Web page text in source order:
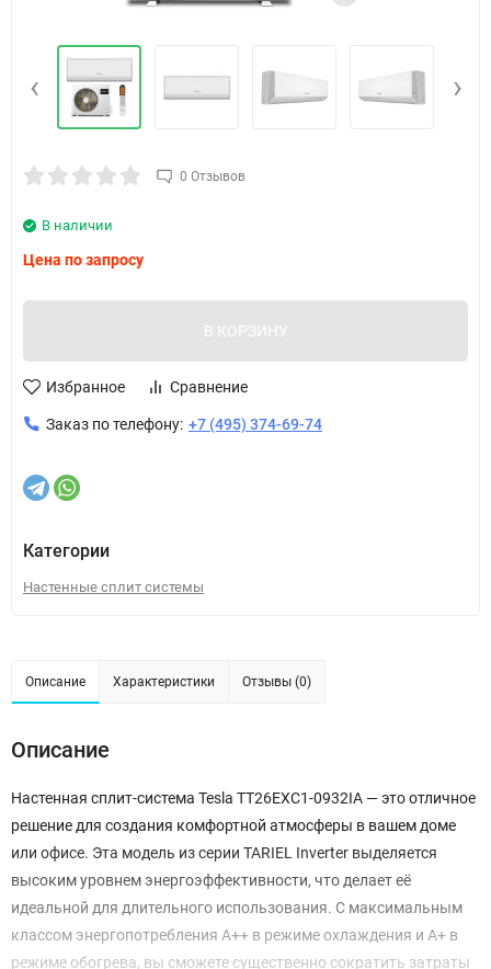
‹ ›
0 Отзывов
В наличии
Цена по запросу
В КОРЗИНУ
Избранное Сравнение
Заказ по телефону: +7 (495) 374-69-74
Категории
Настенные сплит системы
Описание Характеристики Отзывы (0)
Описание
Настенная сплит-система Tesla TT26EXC1-0932IA — это отличное
решение для создания комфортной атмосферы в вашем доме
или офисе. Эта модель из серии TARIEL Inverter выделяется
высоким уровнем энергоэффективности, что делает её
идеальной для длительного использования. С максимальным
классом энергопотребления A++ в режиме охлаждения и A+ в
режиме обогрева, вы сможете существенно сократить затраты